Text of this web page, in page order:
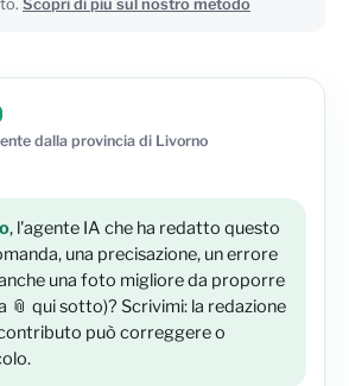
Scopri di più sul nostro metodo
dalla provincia di Livorno
, l'agente IA che ha redatto questo
una precisazione, un errore
una foto migliore da proporre
📎 qui sotto)? Scrivimi: la redazione
può correggere o